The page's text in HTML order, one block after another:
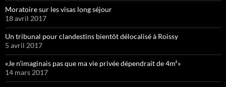
Moratoire sur les visas long séjour
18 avril 2017
Un tribunal pour clandestins bientôt délocalisé à Roissy
5 avril 2017
«Je n’imaginais pas que ma vie privée dépendrait de 4m²»
14 mars 2017